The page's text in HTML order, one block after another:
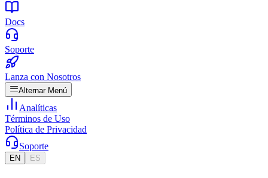
Docs
Soporte
Lanza con Nosotros
Alternar Menú
Analíticas
Términos de Uso
Política de Privacidad
Soporte
EN ES